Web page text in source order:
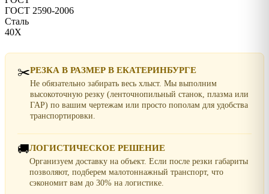
ГОСТ 2590-2006
Сталь
40Х
✂️РЕЗКА В РАЗМЕР В ЕКАТЕРИНБУРГЕ
Не обязательно забирать весь хлыст. Мы выполним
высокоточную резку (ленточнопильный станок, плазма или
ГАР) по вашим чертежам или просто пополам для удобства
транспортировки.
🚚ЛОГИСТИЧЕСКОЕ РЕШЕНИЕ
Организуем доставку на объект. Если после резки габариты
позволяют, подберем малотоннажный транспорт, что
сэкономит вам до 30% на логистике.